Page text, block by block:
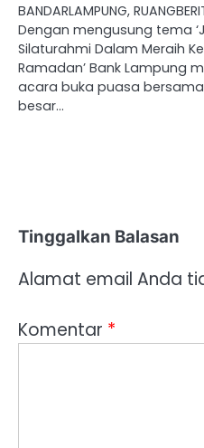
BANDARLAMPUNG,
Dengan mengusung tema
Silaturahmi Dalam Meraih
Ramadan’ Bank Lampung
acara buka puasa
besar…
Tinggalkan Balasan
Alamat email Anda
Komentar *